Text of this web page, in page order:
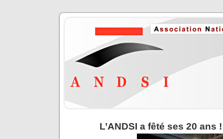
L’ANDSI a fêté ses 20 ans !